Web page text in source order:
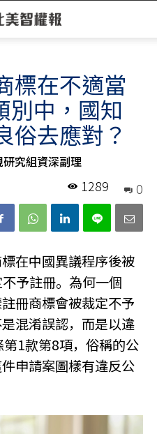
標在不適當
別中，國知
俗去應對？
究組資深副理
0
1289
標在中國異議程序後被
予註冊。為何一個
註冊商標會被裁定不予
混淆誤認，而是以違
1款第8項，俗稱的公
申請案圖樣有違反公